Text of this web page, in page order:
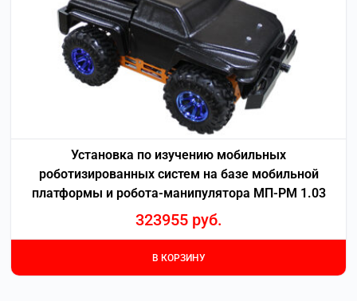
Установка по изучению мобильных
роботизированных систем на базе мобильной
платформы и робота-манипулятора МП-РМ 1.03
323955 руб.
В КОРЗИНУ